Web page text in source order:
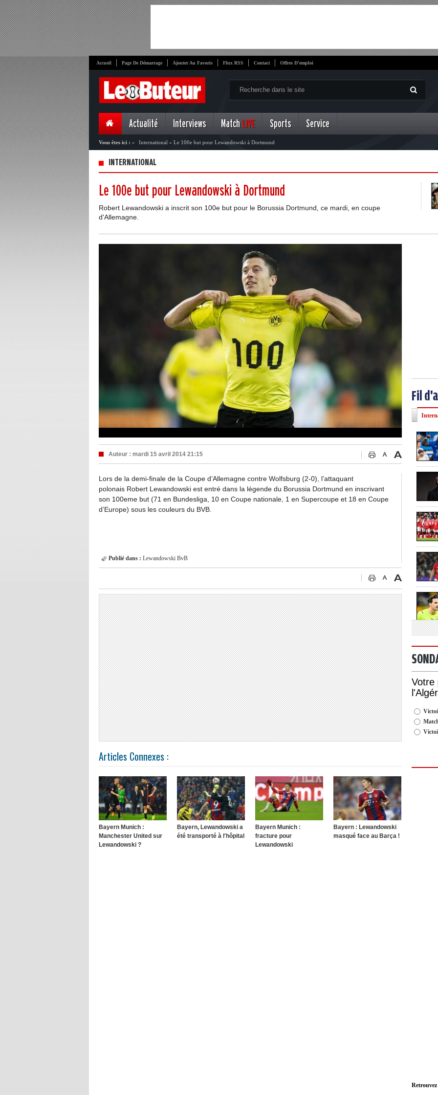
Accueil Page De Démarrage Ajouter Au Favoris Flux RSS Contact Offres D'emploi
Actualité Interviews Match LIVE Sports Service
Vous êtes ici : » International » Le 100e but pour Lewandowski à Dortmund
INTERNATIONAL
Le 100e but pour Lewandowski à Dortmund
Robert Lewandowski a inscrit son 100e but pour le Borussia Dortmund, ce mardi, en coupe
d'Allemagne.
Auteur : mardi 15 avril 2014 21:15
Lors de la demi-finale de la Coupe d’Allemagne contre Wolfsburg (2-0), l’attaquant
polonais Robert Lewandowski est entré dans la légende du Borussia Dortmund en inscrivant
son 100eme but (71 en Bundesliga, 10 en Coupe nationale, 1 en Supercoupe et 18 en Coupe
d’Europe) sous les couleurs du BVB.
Publié dans : Lewandowski BvB
Articles Connexes :
Bayern Munich :
Manchester United sur
Lewandowski ?
Bayern, Lewandowski a
été transporté à l'hôpital
Bayern Munich :
fracture pour
Lewandowski
Bayern : Lewandowski
masqué face au Barça !
Fil
Votre